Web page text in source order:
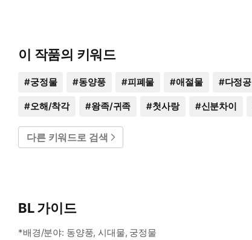
이 작품의 키워드
#궁정물 #동양풍 #피폐물 #애절물 #다정공
#오해/착각 #왕족/귀족 #첫사랑 #신분차이
다른 키워드로 검색
BL 가이드
*배경/분야: 동양풍, 시대물, 궁정물